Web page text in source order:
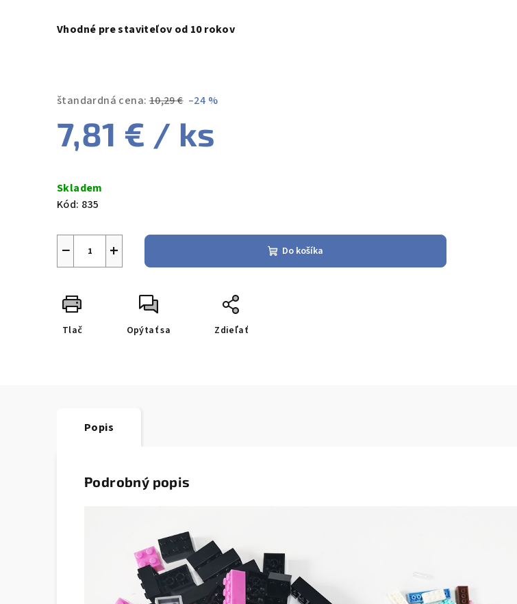
Vhodné pre staviteľov od 10 rokov
štandardná cena: 10,29 € –24 %
7,81 € / ks
cena:
Skladem
Kód: 835
+
− Do košíka
Tlač Opýtať sa Zdieľať
Popis
Podrobný popis